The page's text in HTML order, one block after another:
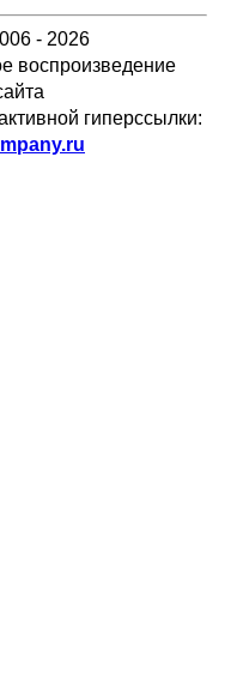
- 2026
воспроизведение
гиперссылки: